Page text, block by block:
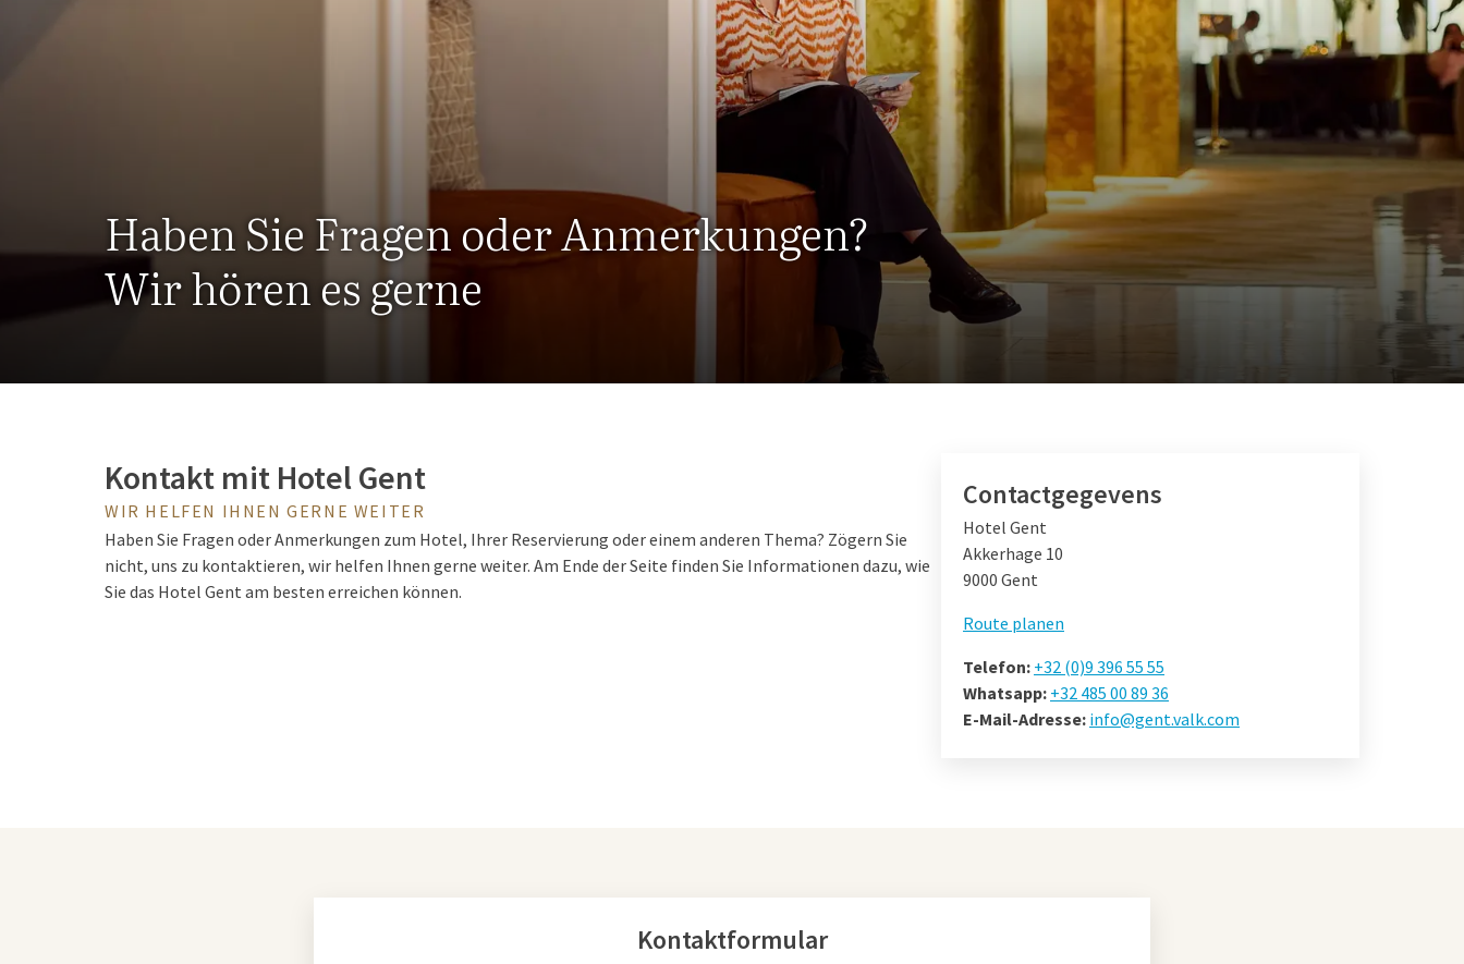
Haben Sie Fragen oder Anmerkungen?
Wir hören es gerne
Kontakt mit Hotel Gent
WIR HELFEN IHNEN GERNE WEITER
Haben Sie Fragen oder Anmerkungen zum Hotel, Ihrer Reservierung oder einem anderen Thema? Zögern Sie
nicht, uns zu kontaktieren, wir helfen Ihnen gerne weiter. Am Ende der Seite finden Sie Informationen dazu, wie
Sie das Hotel Gent am besten erreichen können.
Contactgegevens
Hotel Gent
Akkerhage 10
9000 Gent
Route planen
Telefon: +32 (0)9 396 55 55
Whatsapp: +32 485 00 89 36
E-Mail-Adresse: info@gent.valk.com
Kontaktformular